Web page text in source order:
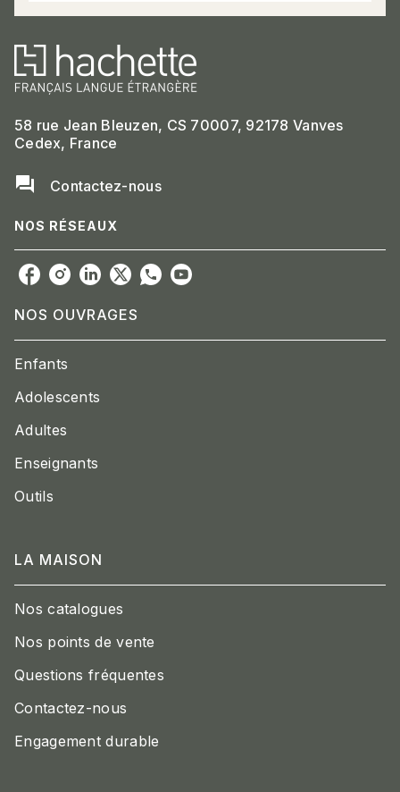
58 rue Jean Bleuzen, CS 70007, 92178 Vanves
Cedex, France
question_answer Contactez-nous
NOS RÉSEAUX
NOS OUVRAGES
Enfants
Adolescents
Adultes
Enseignants
Outils
LA MAISON
Nos catalogues
Nos points de vente
Questions fréquentes
Contactez-nous
Engagement durable